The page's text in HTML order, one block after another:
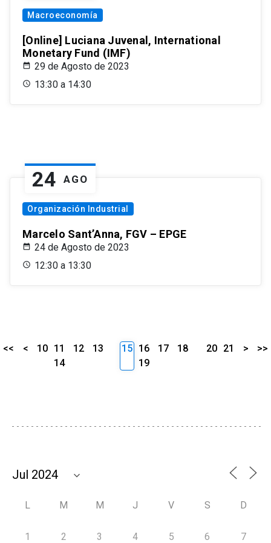
Macroeconomía
[Online] Luciana Juvenal, International
Monetary Fund (IMF)
29 de Agosto de 2023
13:30 a 14:30
24 AGO
Organización Industrial
Marcelo Sant’Anna, FGV – EPGE
24 de Agosto de 2023
12:30 a 13:30
<< < 10 11 12
13
14
15 16 17
18
19
20 21 > >>
L M M J V S D
1 2 3 4 5 6 7